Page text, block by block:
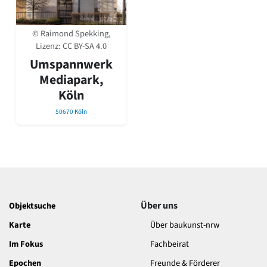
David Chipperfield
Harald Deilmann
Gottfried Böhm
Schneider von Esleben
Peter Behrens
Auszeichnung vorbildlicher Bauten NRW 2020
Big Beautiful Buildings (Großbauten der Nachkriegszeit)
Historismus
Klassizismus
Renaissance
Gotik
© Raimond Spekking,
Lizenz:CC BY-SA 4.0
Umspannwerk
Mediapark,
Köln
50670 Köln
Objektsuche
Karte
Im Fokus
Epochen
Über uns
Über baukunst-nrw
Fachbeirat
Freunde & Förderer